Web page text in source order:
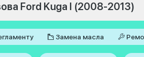
Ford Kuga I (2008-2013)
Замена масла